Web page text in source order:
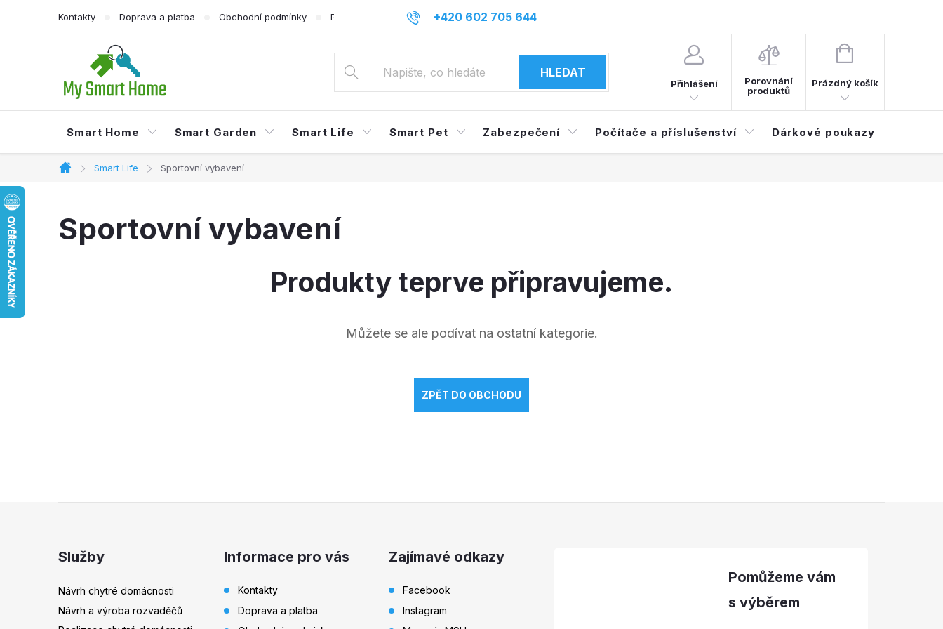
+420 602 705 644
info@mysmarthome.cz
Kontakty Doprava a platba Obchodní podmínky Podmínky ochrany osobních údajů Reklamace a odstoupení od smlouvy
HLEDAT
Přihlášení
Porovnání
produktů
NÁKUPNÍ
Prázdný košík
Smart Home Smart Garden Smart Life Smart Pet Zabezpečení Počítače a příslušenství Dárkové poukazy
Domů
Smart Life Sportovní vybavení
Sportovní vybavení
Produkty teprve připravujeme.
Můžete se ale podívat na ostatní kategorie.
ZPĚT DO OBCHODU
Služby
Návrh chytré domácnosti
Návrh a výroba rozvaděčů
Informace pro vás
Kontakty
Doprava a platba
Zajímavé odkazy
Facebook
Instagram